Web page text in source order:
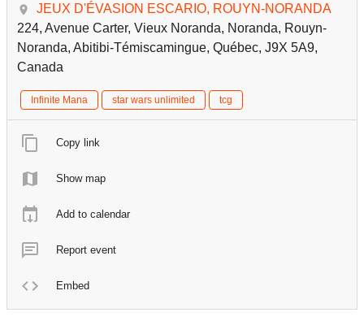
JEUX D'ÉVASION ESCARIO, ROUYN-NORANDA
224, Avenue Carter, Vieux Noranda, Noranda, Rouyn-
Noranda, Abitibi-Témiscamingue, Québec, J9X 5A9,
Canada
Infinite Mana star wars unlimited tcg
Copy link
Show map
Add to calendar
Report event
Embed